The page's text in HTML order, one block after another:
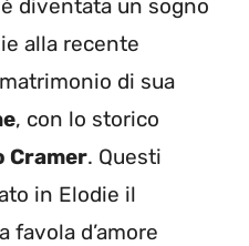
diventata un sogno
alla recente
di sua
, con lo storico
Cramer. Questi
in Elodie il
favola d’amore